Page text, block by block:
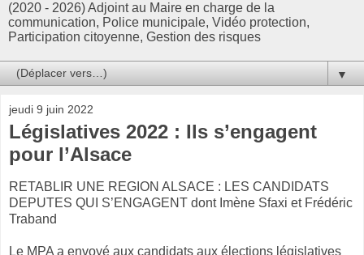
(2020 - 2026) Adjoint au Maire en charge de la
communication, Police municipale, Vidéo protection,
Participation citoyenne, Gestion des risques
▼
jeudi 9 juin 2022
Législatives 2022 : Ils s’engagent
pour l’Alsace
RETABLIR UNE REGION ALSACE : LES CANDIDATS
DEPUTES QUI S’ENGAGENT dont Imène Sfaxi et Frédéric
Traband
Le MPA a envoyé aux candidats aux élections législatives